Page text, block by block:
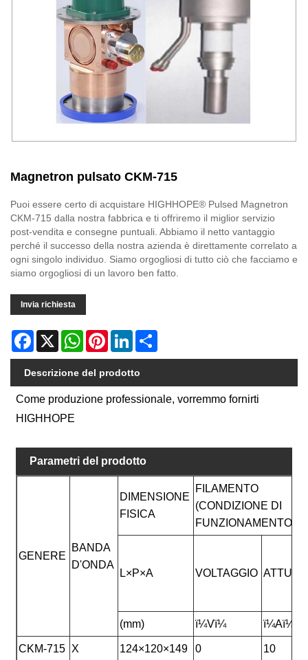
Magnetron pulsato CKM-715
Puoi essere certo di acquistare HIGHHOPE® Pulsed Magnetron
CKM-715 dalla nostra fabbrica e ti offriremo il miglior servizio
post-vendita e consegne puntuali. Abbiamo il netto vantaggio
perché il successo della nostra azienda è direttamente correlato a
ogni singolo individuo. Siamo orgogliosi di tutto ciò che facciamo e
siamo orgogliosi di un lavoro ben fatto.
Invia richiesta
Facebook
X WhatsAppPinterestLinkedIn
Descrizione del prodotto
Come produzione professionale, vorremmo fornirti
HIGHHOPE
Parametri del prodotto
GENERE
BANDA
D'ONDA
DIMENSIONE
FISICA
FILAMENTO
(CONDIZIONE DI
FUNZIONAMENTO)
L×P×A VOLTAGGIO
(mm) ï¼Vï¼ ï¼Aï¼
CKM-715 X 124×120×149 0 10